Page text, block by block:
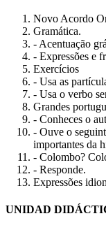
Novo Acordo
Gramática.
- Acentuação
- Expressões e
Exercícios
- Usa as
- Usa o verbo
Grandes
- Conheces o
- Ouve o
importantes da
- Colombo?
- Responde.
Expressões
UNIDAD